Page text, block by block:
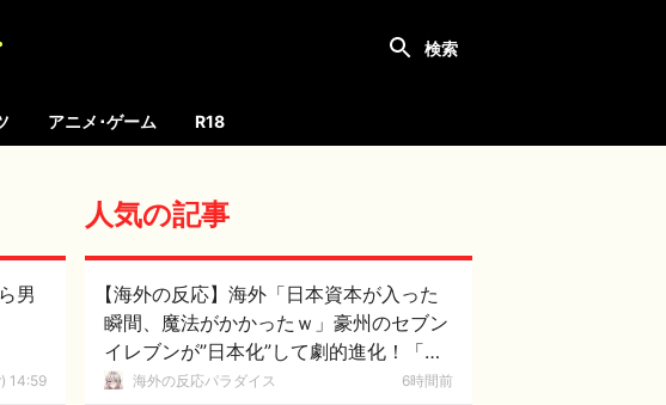
アニメ･ゲーム R18
14:59
人気の記事
【海外の反応】海外「日本資本が入った
瞬間、魔法がかかったｗ」豪州のセブン
イレブンが”日本化”して劇的進化！「お
にぎりとたまごサンドが食べられるなん
海外の反応パラダイス 6時間前